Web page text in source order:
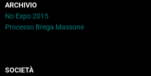
ARCHIVIO
No Expo 2015
Processo Brega Massone
SOCIETÀ